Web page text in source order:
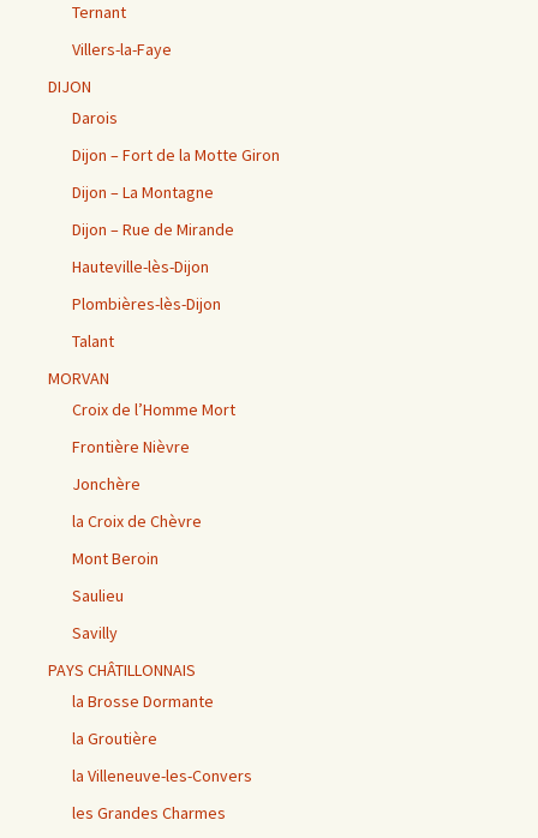
Ternant
Villers-la-Faye
DIJON
Darois
Dijon – Fort de la Motte Giron
Dijon – La Montagne
Dijon – Rue de Mirande
Hauteville-lès-Dijon
Plombières-lès-Dijon
Talant
MORVAN
Croix de l’Homme Mort
Frontière Nièvre
Jonchère
la Croix de Chèvre
Mont Beroin
Saulieu
Savilly
PAYS CHÂTILLONNAIS
la Brosse Dormante
la Groutière
la Villeneuve-les-Convers
les Grandes Charmes